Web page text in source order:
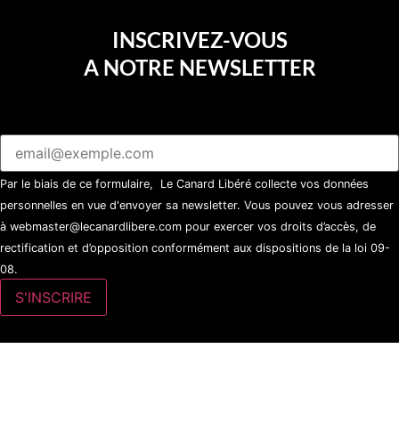
INSCRIVEZ-VOUS
A NOTRE NEWSLETTER
Par le biais de ce formulaire, Le Canard Libéré collecte vos données
personnelles en vue d'envoyer sa newsletter. Vous pouvez vous adresser
à webmaster@lecanardlibere.com pour exercer vos droits d’accès, de
rectification et d’opposition conformément aux dispositions de la loi 09-
08.